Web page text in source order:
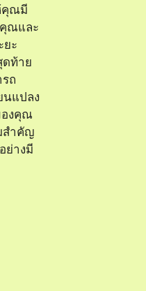
คุณมี
ณและ
ยะ
ดท้าย
ถ
นแปลง
องคุณ
สำคัญ
ย่างมี